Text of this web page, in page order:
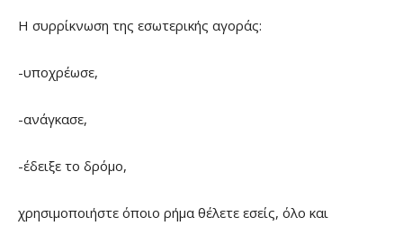
Η συρρίκνωση της εσωτερικής αγοράς:
-υποχρέωσε,
-ανάγκασε,
-έδειξε το δρόμο,
χρησιμοποιήστε όποιο ρήμα θέλετε εσείς, όλο και